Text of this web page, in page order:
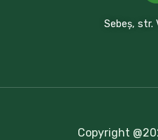
Sebeș, str.
Copyright